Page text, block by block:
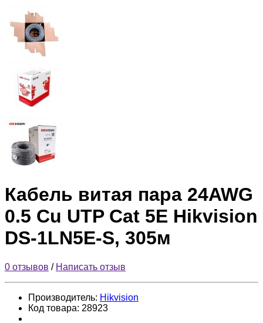
Кабель витая пара 24AWG
0.5 Cu UTP Cat 5E Hikvision
DS-1LN5E-S, 305м
0 отзывов / Написать отзыв
Производитель: Hikvision
Код товара: 28923